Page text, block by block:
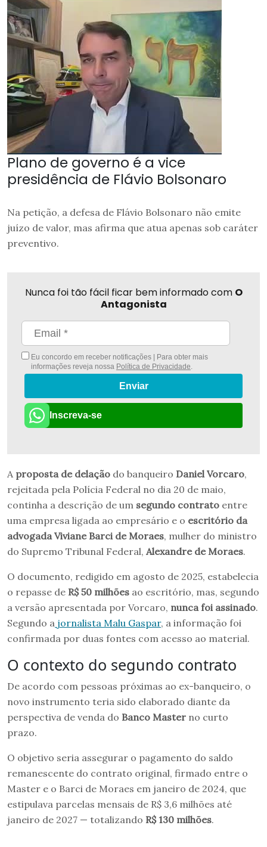
Plano de governo é a vice
presidência de Flávio Bolsonaro
Na petição, a defesa de Flávio Bolsonaro não emite
juízo de valor, mas afirma que atua apenas sob caráter
preventivo.
Nunca foi tão fácil ficar bem informado com O
Antagonista
Eu concordo em receber notificações | Para obter mais
informações reveja nossa Política de Privacidade.
Enviar
Inscreva-se
A proposta de delação do banqueiro Daniel Vorcaro,
rejeitada pela Polícia Federal no dia 20 de maio,
continha a descrição de um segundo contrato entre
uma empresa ligada ao empresário e o escritório da
advogada Viviane Barci de Moraes, mulher do ministro
do Supremo Tribunal Federal, Alexandre de Moraes.
O documento, redigido em agosto de 2025, estabelecia
o repasse de R$ 50 milhões ao escritório, mas, segundo
a versão apresentada por Vorcaro, nunca foi assinado.
Segundo a jornalista Malu Gaspar, a informação foi
confirmada por duas fontes com acesso ao material.
O contexto do segundo contrato
De acordo com pessoas próximas ao ex-banqueiro, o
novo instrumento teria sido elaborado diante da
perspectiva de venda do Banco Master no curto
prazo.
O objetivo seria assegurar o pagamento do saldo
remanescente do contrato original, firmado entre o
Master e o Barci de Moraes em janeiro de 2024, que
estipulava parcelas mensais de R$ 3,6 milhões até
janeiro de 2027 — totalizando R$ 130 milhões.